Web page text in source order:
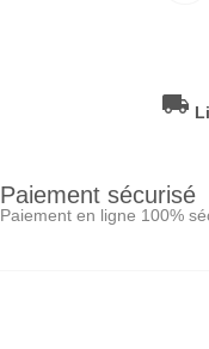
local_shipping
Paiement sécurisé
Paiement en ligne 100%